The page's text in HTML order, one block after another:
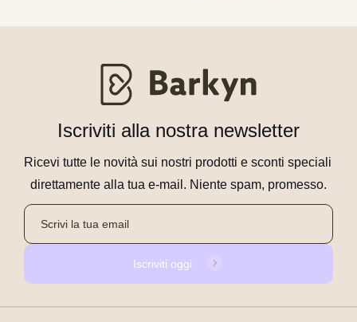
Iscriviti alla nostra newsletter
Ricevi tutte le novità sui nostri prodotti e sconti speciali
direttamente alla tua e-mail. Niente spam, promesso.
Iscriviti oggi